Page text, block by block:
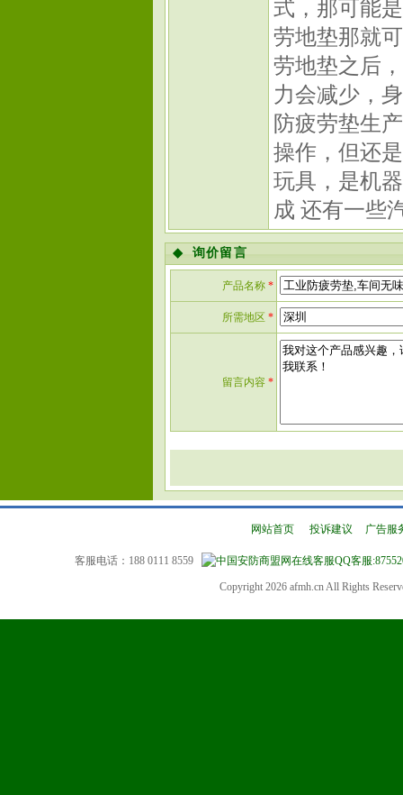
式，那可能
劳地垫那就
劳地垫之后
力会减少，
防疲劳垫生
操作，但还
玩具，是机
成 还有一些
◆ 询价留言
产品名称*
所需地区 *
留言内容 *
网站首页| 投诉建议 广告服
客服电话：188 0111 8559 QQ客服
Copyright 2026 afmh.cn All Rights